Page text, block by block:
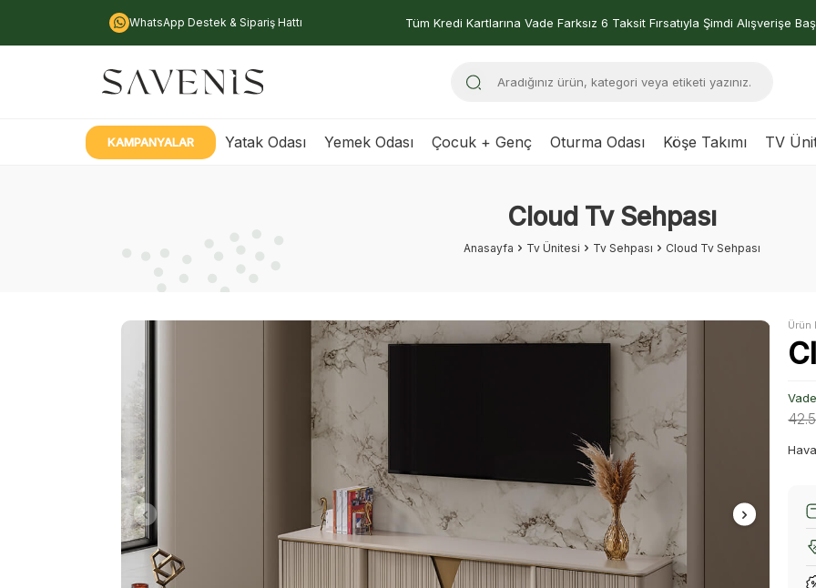
WhatsApp Destek & Sipariş Hattı Tüm Kredi Kartlarına Vade Farksız 6 Taksit Fırsatıyla Şimdi Alışverişe
KAMPANYALAR Yatak Odası Yemek Odası Çocuk + Genç Oturma Odası Köşe Takımı TV
Cloud Tv Sehpası
Anasayfa Tv Ünitesi Tv Sehpası Cloud Tv Sehpası
Ürün